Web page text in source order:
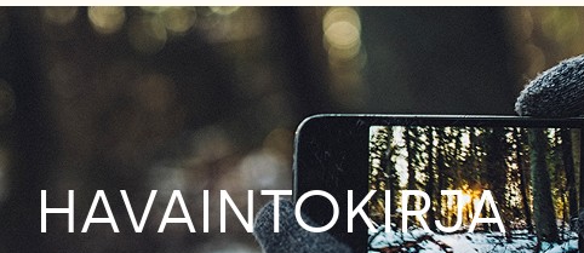
HAVAINTOKIRJA